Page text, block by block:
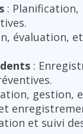
: Planification,
évaluation,
:
gestion,
et suivi